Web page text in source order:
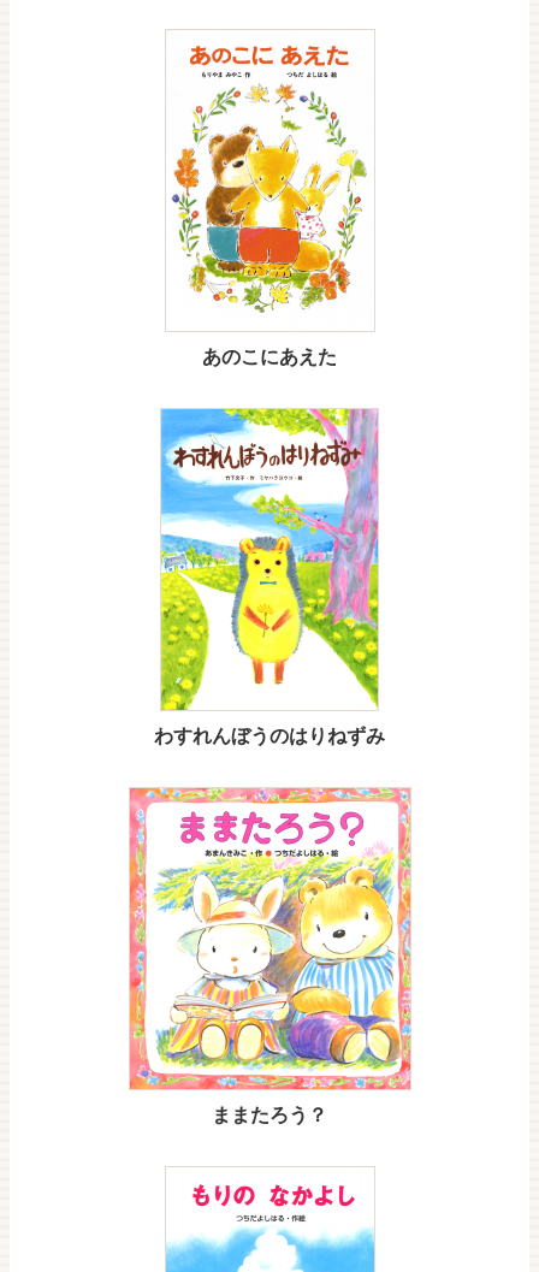
あのこにあえた
わすれんぼうのはりねずみ
ままたろう？